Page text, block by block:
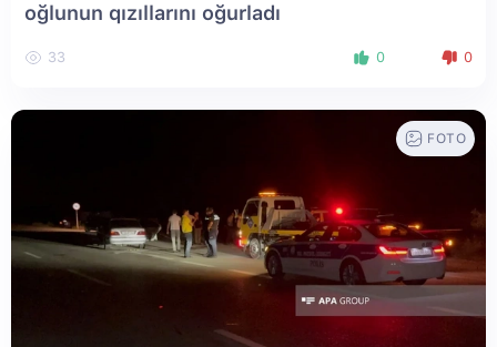
oğlunun qızıllarını oğurladı
33 0 0
FOTO